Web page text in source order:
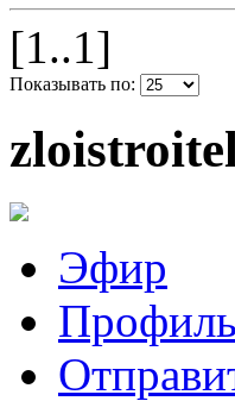
[1..1]
Показывать по:
Эфир
Профиль